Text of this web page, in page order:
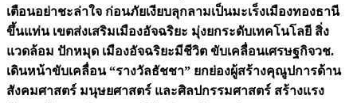
เตือนอย่าชะล่าใจ ก่อนภัยเงียบลุกลามเป็นมะเร็งเมืองทองธานี
ขึ้นแท่น เขตส่งเสริมเมืองอัจฉริยะ มุ่งยกระดับเทคโนโลยี สิ่ง
แวดล้อม ปักหมุด เมืองอัจฉริยะมีชีวิต ขับเคลื่อนเศรษฐกิจวช.
เดินหน้าขับเคลื่อน “รางวัลธัชชา” ยกย่องผู้สร้างคุณูปการด้าน
สังคมศาสตร์ มนุษยศาสตร์ และศิลปกรรมศาสตร์ สร้างแรง